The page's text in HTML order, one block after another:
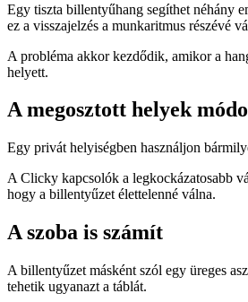
Egy tiszta billentyűhang segíthet néhány
ez a visszajelzés a munkaritmus részévé
A probléma akkor kezdődik, amikor a
helyett.
A megosztott helyek
Egy privát helyiségben használjon
A Clicky kapcsolók a legkockázatosabb
hogy a billentyűzet élettelenné válna.
A szoba is számít
A billentyűzet másként szól egy üreges
tehetik ugyanazt a táblát.